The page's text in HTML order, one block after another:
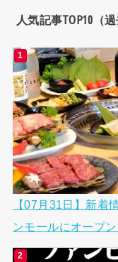
人気記事TOP10（過
【07月31日】新着
ンモールにオープ